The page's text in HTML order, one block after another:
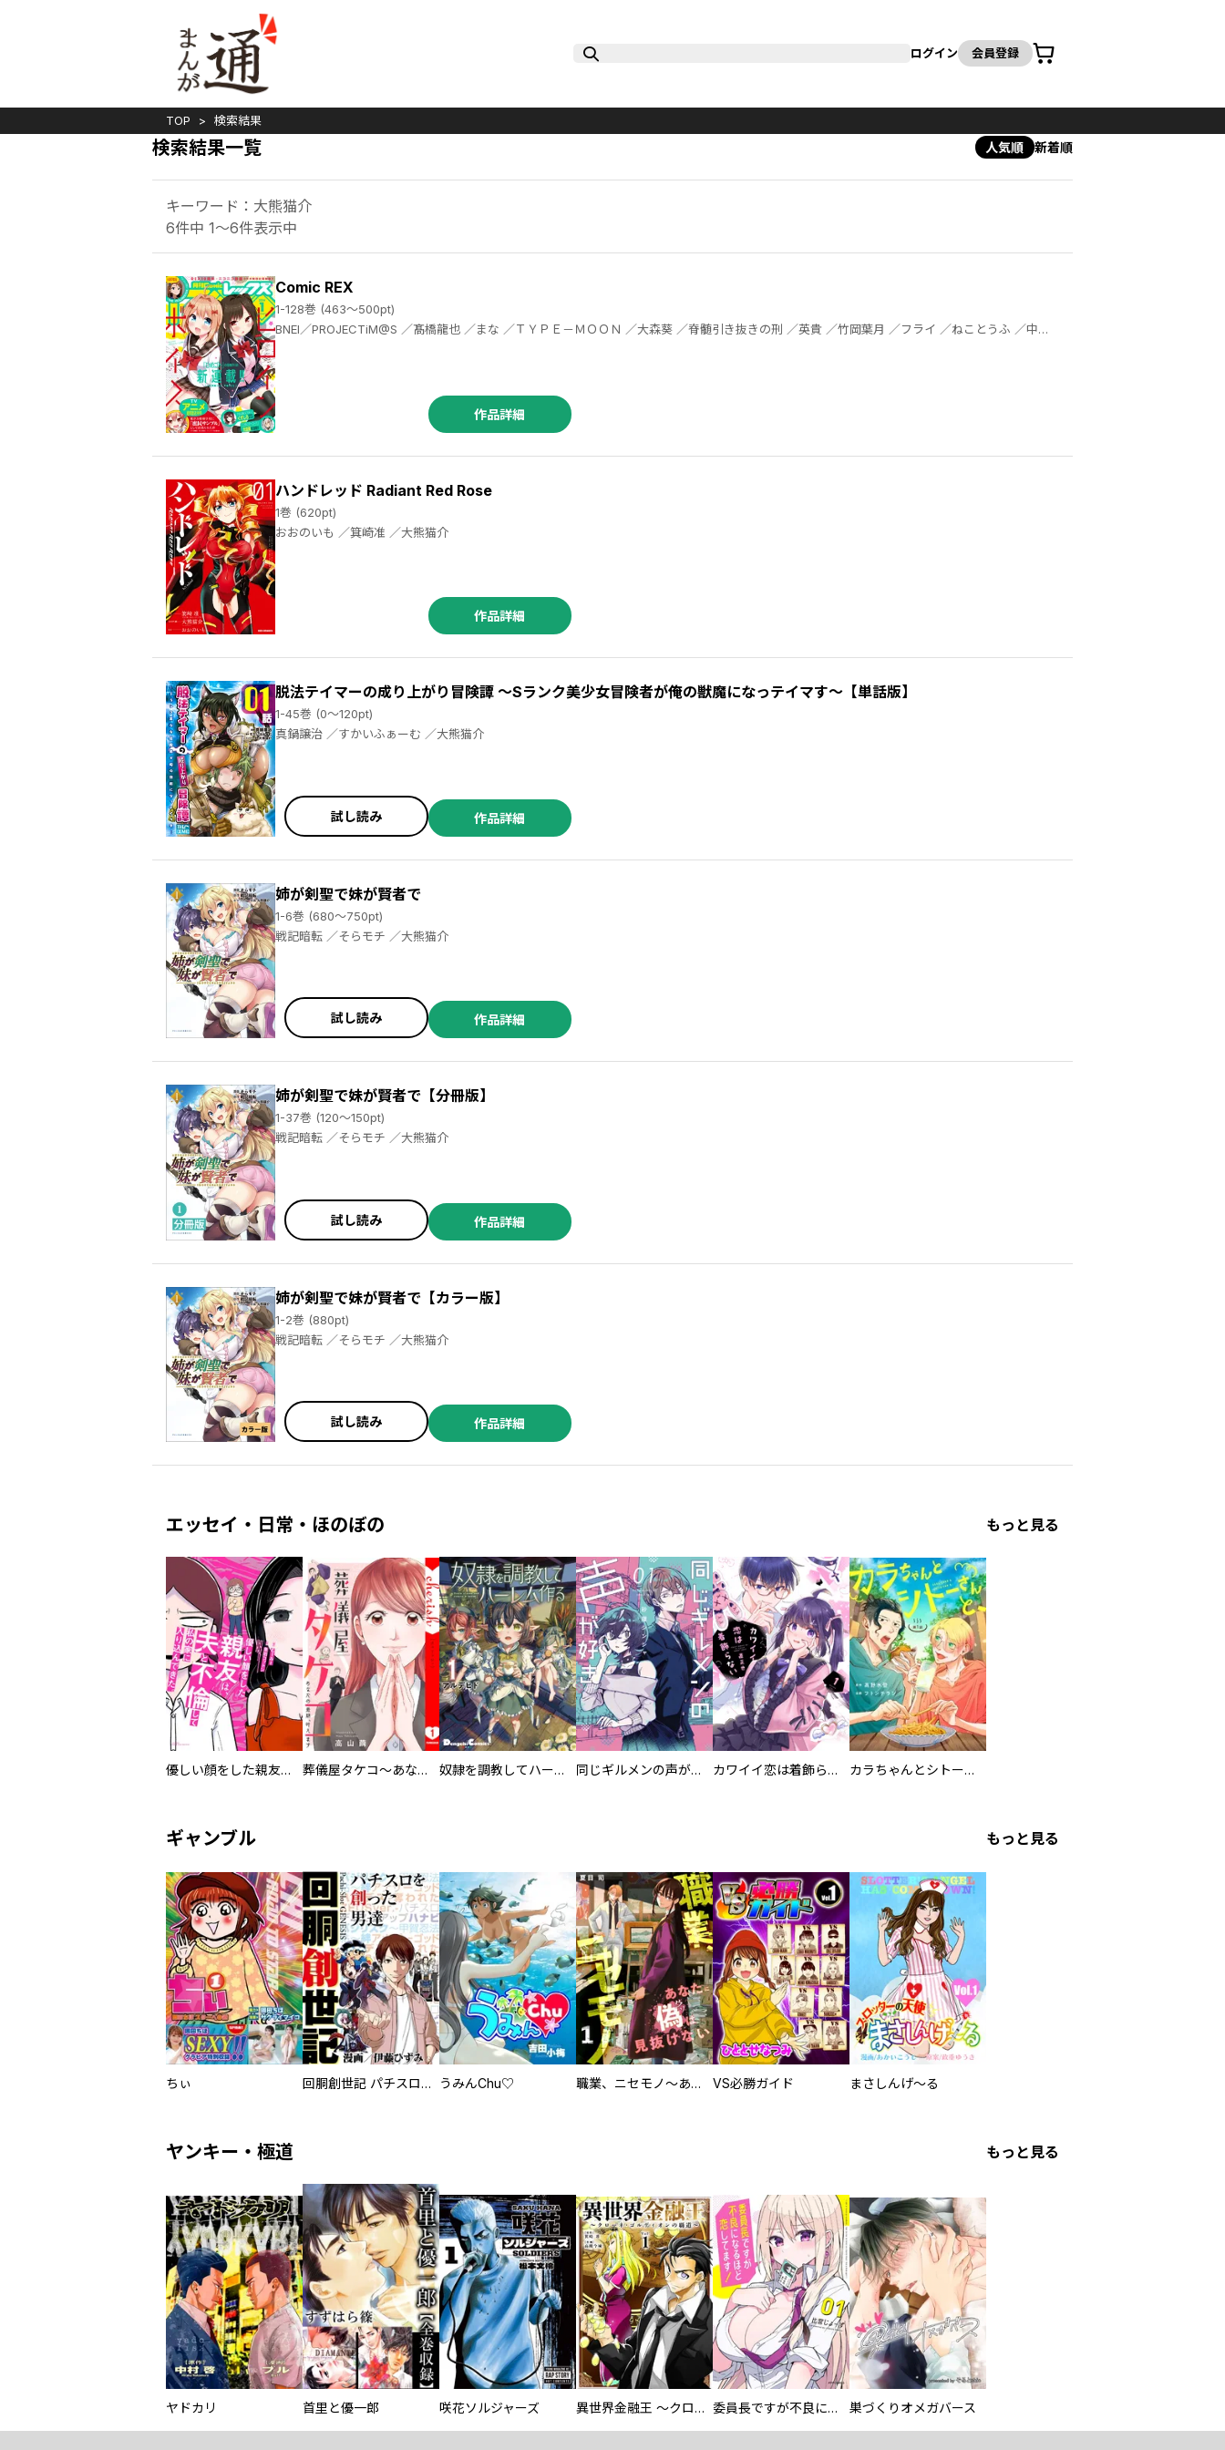
ログイン 会員登録
カート
TOP 検索結果
検索結果一覧 人気順 新着順
キーワード：大熊猫介
6件中 1～6件表示中
Comic REX
1-128巻 (463～500pt)
BNEI／PROJECTiM@S ／髙橋龍也 ／まな ／ＴＹＰＥ－ＭＯＯＮ ／大森葵 ／脊髄引き抜きの刑 ／英貴 ／竹岡葉月 ／フライ ／ねことうふ ／中田ゆみ ／安藤正基 ／武梨えり ／もちオーレ ／majoccoid ／ベニガシラ ／東ふゆ ／上海散爆網絡科技有限公司 ／Ling ／蝉丸 ／吉谷光平 ／ｉｃｈｉｎｏｍｉ ／9℃ ／オンディ ／檜山大輔 ／まもウィリアムズ ／施川ユウキ ／しんどう ／空地大乃 ／色意しのぶ ／ぎん太郎 ／りすまい ／みなつき ／肋兵器 ／はにゅう ／shri ／長野文三郎 ／結城心一 ／てんまそ ／しはる
／ばう ／武梨えり ／瀬尾みいのすけ ／「マクロスΔ」より ／こう１ ／わたなべナベ ／結城一心 ／吉野たるぼ ／箸井地図 ／アキヨシカズタカ ／ゆきのぶ ／ｓｉｈｏ ／よしづきくみち ／がい子くじん ／深見真 ／山波幸介 ／蒼和伸 ／りしん ／満月シオン ／七月隆文 ／箕崎准 ／大熊猫介 ／おおのいも ／ぬこー様 ／ぶきやま ／しいたけ元帥 ／酒虎 ／ｆｕｊｙ ／倖らる ／aonagi ／深山おから ／鹿島初 ／武梨えり ／南乃映月 ／ましまる ／西園フミコ ／中村モリス ／七月隆文 ／蒼木雅彦 ／Ｇａｒｕｎ
作品詳細
ハンドレッド Radiant Red Rose
1巻 (620pt)
おおのいも ／箕崎准 ／大熊猫介
作品詳細
脱法テイマーの成り上がり冒険譚 ～Sランク美少女冒険者が俺の獣魔になっテイマす～【単話版】
1-45巻 (0～120pt)
真鍋譲治 ／すかいふぁーむ ／大熊猫介
試し読み 作品詳細
姉が剣聖で妹が賢者で
1-6巻 (680～750pt)
戦記暗転 ／そらモチ ／大熊猫介
試し読み 作品詳細
姉が剣聖で妹が賢者で【分冊版】
1-37巻 (120～150pt)
戦記暗転 ／そらモチ ／大熊猫介
試し読み 作品詳細
姉が剣聖で妹が賢者で【カラー版】
1-2巻 (880pt)
戦記暗転 ／そらモチ ／大熊猫介
試し読み 作品詳細
エッセイ・日常・ほのぼの もっと見る
優しい顔をした親友は、夫と不倫して私の家に入り込んできた。 葬儀屋タケコ～あなたの最期、叶えます【電子単行本版】 奴隷を調教してハーレム作る 同じギルメンの声が好き カワイイ恋は着飾らない カラちゃんとシトーさんと、 【分冊版】
ギャンブル もっと見る
ちぃ 回胴創世記 パチスロを創った男達 うみんChu♡ 職業、ニセモノ～あなたに偽は見抜けない【電子単行本版】 VS必勝ガイド まさしんげ～る
ヤンキー・極道 もっと見る
ヤドカリ 首里と優一郎 咲花ソルジャーズ 異世界金融王 ～クローネ・ゴルディオンの覇道～ 委員長ですが不良になるほど恋してます！ 巣づくりオメガバース